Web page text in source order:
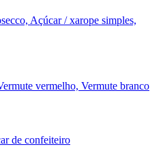
Açúcar / xarope simples,
vermelho, Vermute branco
de confeiteiro